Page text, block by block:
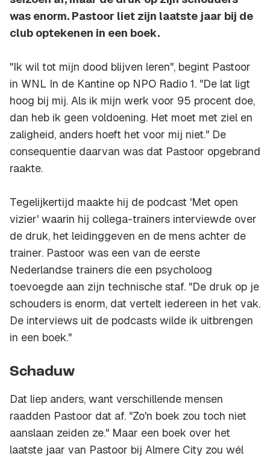
was enorm. Pastoor liet zijn laatste jaar bij de
club optekenen in een boek.
"Ik wil tot mijn dood blijven leren", begint Pastoor
in WNL In de Kantine op NPO Radio 1. "De lat ligt
hoog bij mij. Als ik mijn werk voor 95 procent doe,
dan heb ik geen voldoening. Het moet met ziel en
zaligheid, anders hoeft het voor mij niet." De
consequentie daarvan was dat Pastoor opgebrand
raakte.
Tegelijkertijd maakte hij de podcast 'Met open
vizier' waarin hij collega-trainers interviewde over
de druk, het leidinggeven en de mens achter de
trainer. Pastoor was een van de eerste
Nederlandse trainers die een psycholoog
toevoegde aan zijn technische staf. "De druk op je
schouders is enorm, dat vertelt iedereen in het vak.
De interviews uit de podcasts wilde ik uitbrengen
in een boek."
Schaduw
Dat liep anders, want verschillende mensen
raadden Pastoor dat af. "Zo'n boek zou toch niet
aanslaan zeiden ze." Maar een boek over het
laatste jaar van Pastoor bij Almere City zou wél